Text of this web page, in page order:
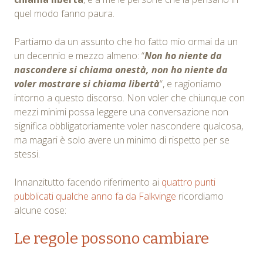
quel modo fanno paura.
Partiamo da un assunto che ho fatto mio ormai da un
un decennio e mezzo almeno: “Non ho niente da
nascondere si chiama onestà, non ho niente da
voler mostrare si chiama libertà“, e ragioniamo
intorno a questo discorso. Non voler che chiunque con
mezzi minimi possa leggere una conversazione non
significa obbligatoriamente voler nascondere qualcosa,
ma magari è solo avere un minimo di rispetto per se
stessi.
Innanzitutto facendo riferimento ai quattro punti
pubblicati qualche anno fa da Falkvinge ricordiamo
alcune cose:
Le regole possono cambiare